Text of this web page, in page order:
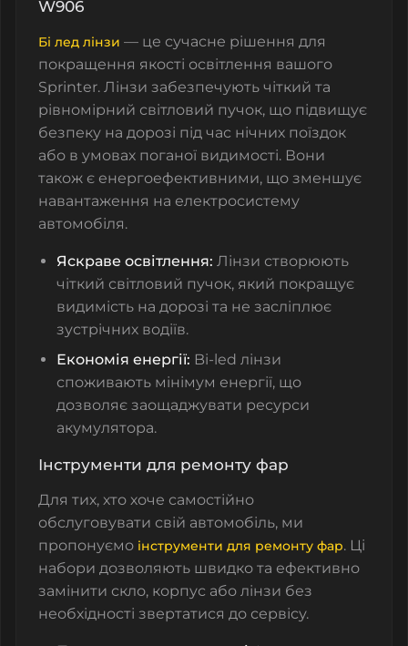
W906
Бі лед лінзи — це сучасне рішення для
покращення якості освітлення вашого
Sprinter. Лінзи забезпечують чіткий та
рівномірний світловий пучок, що підвищує
безпеку на дорозі під час нічних поїздок
або в умовах поганої видимості. Вони
також є енергоефективними, що зменшує
навантаження на електросистему
автомобіля.
Яскраве освітлення: Лінзи створюють
чіткий світловий пучок, який покращує
видимість на дорозі та не засліплює
зустрічних водіїв.
Економія енергії: Bi-led лінзи
споживають мінімум енергії, що
дозволяє заощаджувати ресурси
акумулятора.
Інструменти для ремонту фар
Для тих, хто хоче самостійно
обслуговувати свій автомобіль, ми
пропонуємо інструменти для ремонту фар. Ці
набори дозволяють швидко та ефективно
замінити скло, корпус або лінзи без
необхідності звертатися до сервісу.